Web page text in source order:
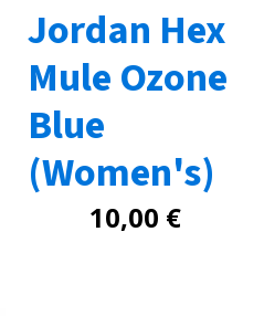
Jordan Hex
Mule Ozone
Blue
(Women's)
10,00 €